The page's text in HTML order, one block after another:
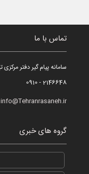
تماس با ما
2146648 - 0910
info@Tehranrasaneh.ir
گروه های خبری